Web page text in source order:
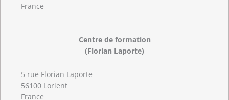
France
Centre de formation
(Florian Laporte)
5 rue Florian Laporte
56100 Lorient
France